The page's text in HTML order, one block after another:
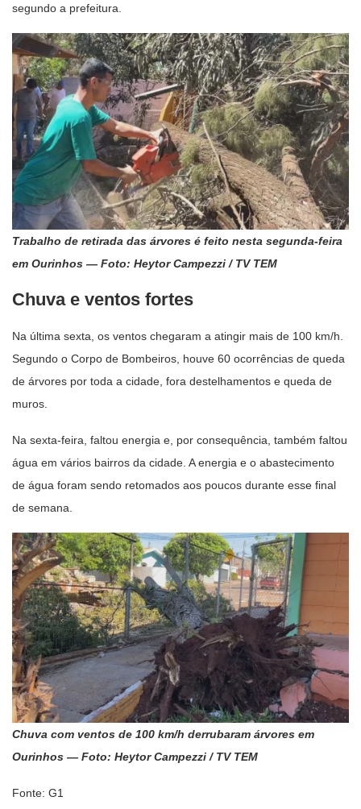
segundo a prefeitura.
Trabalho de retirada das árvores é feito nesta segunda-feira
em Ourinhos — Foto: Heytor Campezzi / TV TEM
Chuva e ventos fortes
Na última sexta, os ventos chegaram a atingir mais de 100 km/h.
Segundo o Corpo de Bombeiros, houve 60 ocorrências de queda
de árvores por toda a cidade, fora destelhamentos e queda de
muros.
Na sexta-feira, faltou energia e, por consequência, também faltou
água em vários bairros da cidade. A energia e o abastecimento
de água foram sendo retomados aos poucos durante esse final
de semana.
Chuva com ventos de 100 km/h derrubaram árvores em
Ourinhos — Foto: Heytor Campezzi / TV TEM
Fonte: G1